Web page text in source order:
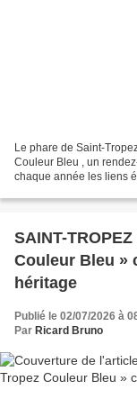
Le phare de Saint-
Couleur Bleu , un
chaque année les liens
SAINT-
Couleur Bleu »
héritage
Publié le 02/07/2026 à
Par Ricard Bruno